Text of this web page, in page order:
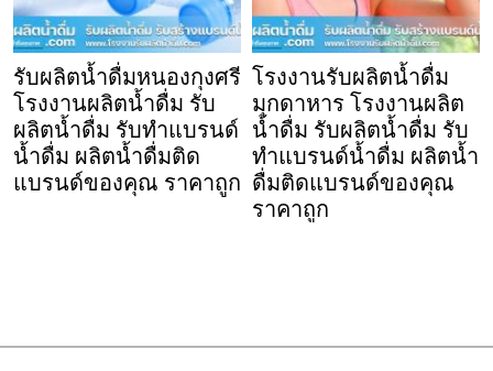
รับผลิตน้ำดื่มหนองกุงศรี
โรงงานผลิตน้ำดื่ม รับ
ผลิตน้ำดื่ม รับทำแบรนด์
น้ำดื่ม ผลิตน้ำดื่มติด
แบรนด์ของคุณ ราคาถูก
โรงงานรับผลิตน้ำดื่ม
มุกดาหาร โรงงานผลิต
น้ำดื่ม รับผลิตน้ำดื่ม รับ
ทำแบรนด์น้ำดื่ม ผลิตน้ำ
ดื่มติดแบรนด์ของคุณ
ราคาถูก